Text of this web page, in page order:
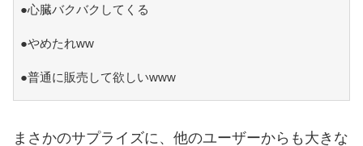
●心臓バクバクしてくる
●やめたれww
●普通に販売して欲しいwww
まさかのサプライズに、他のユーザーからも大きな